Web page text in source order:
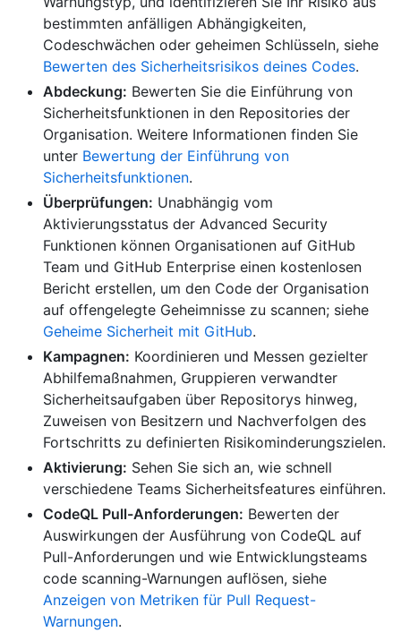
bestimmten anfälligen Abhängigkeiten,
Codeschwächen oder geheimen Schlüsseln, siehe
Bewerten des Sicherheitsrisikos deines Codes.
Abdeckung: Bewerten Sie die Einführung von
Sicherheitsfunktionen in den Repositories der
Organisation. Weitere Informationen finden Sie
unter Bewertung der Einführung von
Sicherheitsfunktionen.
Überprüfungen: Unabhängig vom
Aktivierungsstatus der Advanced Security
Funktionen können Organisationen auf GitHub
Team und GitHub Enterprise einen kostenlosen
Bericht erstellen, um den Code der Organisation
auf offengelegte Geheimnisse zu scannen; siehe
Geheime Sicherheit mit GitHub.
Kampagnen: Koordinieren und Messen gezielter
Abhilfemaßnahmen, Gruppieren verwandter
Sicherheitsaufgaben über Repositorys hinweg,
Zuweisen von Besitzern und Nachverfolgen des
Fortschritts zu definierten Risikominderungszielen.
Aktivierung: Sehen Sie sich an, wie schnell
verschiedene Teams Sicherheitsfeatures einführen.
CodeQL Pull-Anforderungen: Bewerten der
Auswirkungen der Ausführung von CodeQL auf
Pull-Anforderungen und wie Entwicklungsteams
code scanning-Warnungen auflösen, siehe
Anzeigen von Metriken für Pull Request-
Warnungen.